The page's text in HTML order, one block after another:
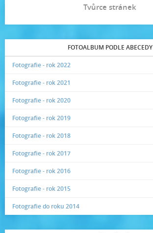
Tvůrce stránek
FOTOALBUM PODLE ABECEDY
Fotografie - rok 2022
Fotografie - rok 2021
Fotografie - rok 2020
Fotografie - rok 2019
Fotografie - rok 2018
Fotografie - rok 2017
Fotografie - rok 2016
Fotografie - rok 2015
Fotografie do roku 2014